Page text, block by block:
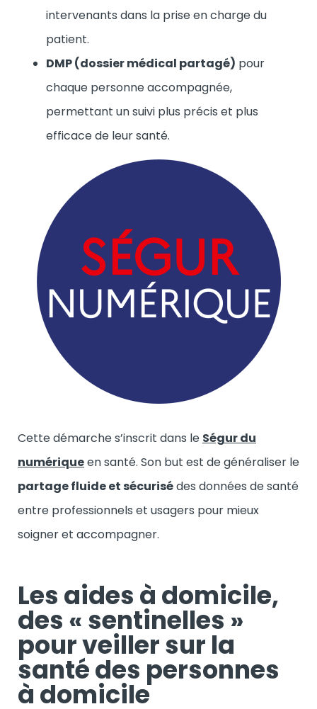
intervenants dans la prise en charge du
patient.
DMP (dossier médical partagé) pour
chaque personne accompagnée,
permettant un suivi plus précis et plus
efficace de leur santé.
Cette démarche s’inscrit dans le Ségur du
numériqueen santé. Son but est de généraliser le
partage fluide et sécurisédes données de santé
entre professionnels et usagers pour mieux
soigner et accompagner.
Les aides à domicile,
des « sentinelles »
pour veiller sur la
santé des personnes
à domicile